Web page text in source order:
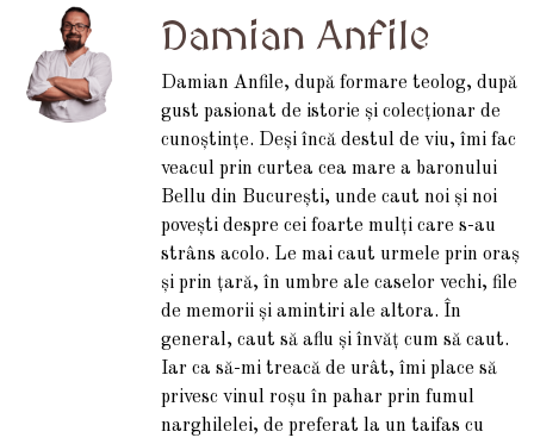
Damian Anfile
Damian Anfile, după formare teolog, după
gust pasionat de istorie și colecționar de
cunoștințe. Deși încă destul de viu, îmi fac
veacul prin curtea cea mare a baronului
Bellu din București, unde caut noi și noi
povești despre cei foarte mulți care s-au
strâns acolo. Le mai caut urmele prin oraș
și prin țară, în umbre ale caselor vechi, file
de memorii și amintiri ale altora. În
general, caut să aflu și învăț cum să caut.
Iar ca să-mi treacă de urât, îmi place să
privesc vinul roșu în pahar prin fumul
narghilelei, de preferat la un taifas cu